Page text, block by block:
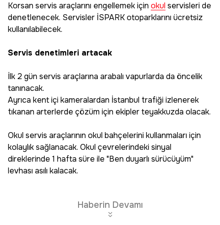
Korsan servis araçlarını engellemek için okulservisleri de
denetlenecek. Servisler İSPARK otoparklarını ücretsiz
kullanılabilecek.
Servis denetimleri artacak
İlk 2 gün servis araçlarına arabalı vapurlarda da öncelik
tanınacak.
Ayrıca kent içi kameralardan İstanbul trafiği izlenerek
tıkanan arterlerde çözüm için ekipler teyakkuzda olacak.
Okul servis araçlarının okul bahçelerini kullanmaları için
kolaylık sağlanacak. Okul çevrelerindeki sinyal
direklerinde 1 hafta süre ile "Ben duyarlı sürücüyüm"
levhası asılı kalacak.
Haberin Devamı